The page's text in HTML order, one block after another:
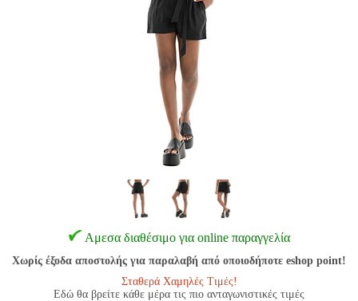
Αμεσα διαθέσιμο για online παραγγελία
Χωρίς έξοδα αποστολής για παραλαβή από οποιοδήποτε eshop point!
Σταθερά Χαμηλές Τιμές!
Εδώ θα βρείτε κάθε μέρα τις πιο ανταγωνιστικές τιμές